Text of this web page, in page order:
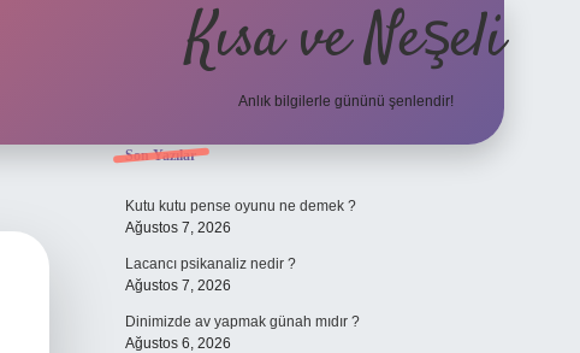
Kısa ve Neşeli
Anlık bilgilerle gününü şenlendir!
Sidebar
Son Yazılar
Kutu kutu pense oyunu ne demek ?
Ağustos 7, 2026
Lacancı psikanaliz nedir ?
Ağustos 7, 2026
Dinimizde av yapmak günah mıdır ?
Ağustos 6, 2026